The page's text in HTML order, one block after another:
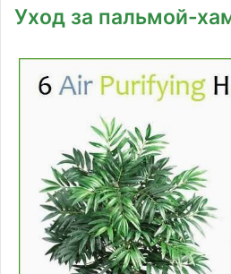
Уход за пальмой-